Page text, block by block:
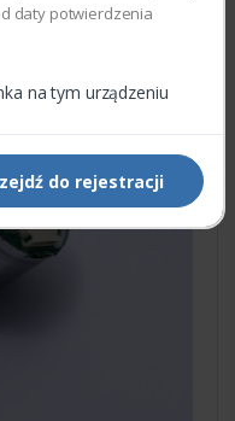
daty potwierdzenia
na tym urządzeniu
do rejestracji